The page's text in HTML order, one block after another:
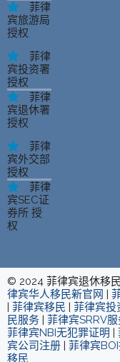
菲律
宾旅游局
授权
菲律
宾投资署
授权
菲律
宾退休署
授权
菲律
宾外交部
授权
菲律
宾SEC证
券所 授
权
© 2024 菲律宾退休移
律宾华人移民新官网 |
| 菲律宾移民 | 菲律宾投
民服务 | 菲律宾SRRV
菲律宾NBI无犯罪证明 |
宾公司注册 | 菲律宾
移民